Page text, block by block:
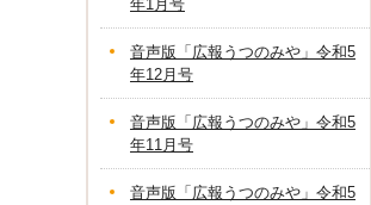
年1月号
音声版「広報うつのみや」令和5
年12月号
音声版「広報うつのみや」令和5
年11月号
音声版「広報うつのみや」令和5